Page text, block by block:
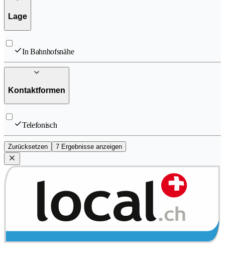
Lage
In Bahnhofsnähe
Kontaktformen
Telefonisch
Zurücksetzen 7 Ergebnisse anzeigen